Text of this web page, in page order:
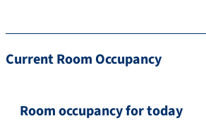
Current Room Occupancy
Room occupancy for today